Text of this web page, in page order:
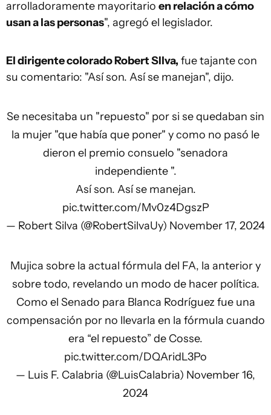
arrolladoramente mayoritario en relación a cómo
usan a las personas", agregó el legislador.
El dirigente colorado Robert SIlva, fue tajante con
su comentario: "Así son. Así se manejan", dijo.
Se necesitaba un "repuesto" por si se quedaban sin
la mujer "que había que poner" y como no pasó le
dieron el premio consuelo "senadora
independiente ".
Así son. Así se manejan.
pic.twitter.com/Mv0z4DgszP
— Robert Silva (@RobertSilvaUy) November 17, 2024
Mujica sobre la actual fórmula del FA, la anterior y
sobre todo, revelando un modo de hacer política.
Como el Senado para Blanca Rodríguez fue una
compensación por no llevarla en la fórmula cuando
era “el repuesto” de Cosse.
pic.twitter.com/DQAridL3Po
— Luis F. Calabria (@LuisCalabria) November 16,
2024